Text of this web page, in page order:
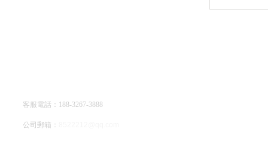
公司郵箱：
客服電話：188-3267-3888